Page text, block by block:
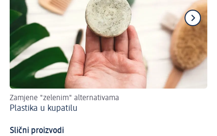
Zamjene "zelenim" alternativama
Plastika u kupatilu
Slični proizvodi